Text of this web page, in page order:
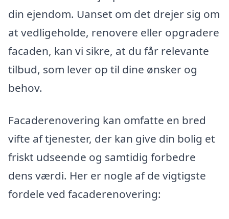
din ejendom. Uanset om det drejer sig om
at vedligeholde, renovere eller opgradere
facaden, kan vi sikre, at du får relevante
tilbud, som lever op til dine ønsker og
behov.
Facaderenovering kan omfatte en bred
vifte af tjenester, der kan give din bolig et
friskt udseende og samtidig forbedre
dens værdi. Her er nogle af de vigtigste
fordele ved facaderenovering: